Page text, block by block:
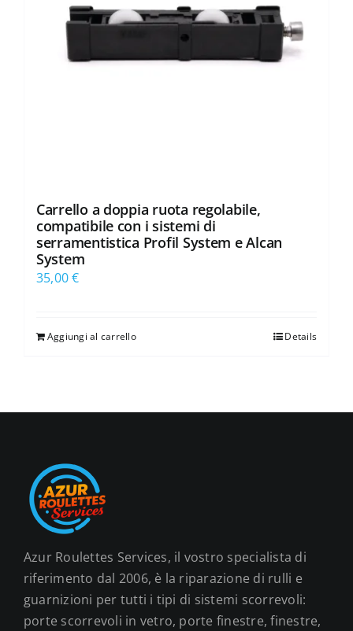
Carrello a doppia ruota regolabile,
compatibile con i sistemi di
serramentistica Profil System e Alcan
System
35,00€
Aggiungi al carrello Details
Azur Roulettes Services, il vostro specialista di
riferimento dal 2006, è la riparazione di rulli e
guarnizioni per tutti i tipi di sistemi scorrevoli:
porte scorrevoli in vetro, porte finestre, finestre,